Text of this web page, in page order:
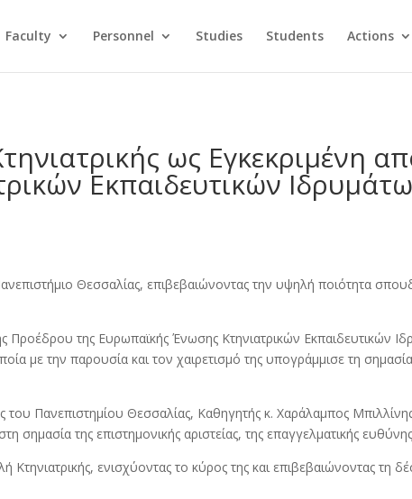
Faculty Personnel Studies Students Actions
ως Εγκεκριμένη
Εκπαιδευτικών
Θεσσαλίας, επιβεβαιώνοντας την υψηλή ποιότητα
Προέδρου της Ευρωπαϊκής Ένωσης Κτηνιατρικών Εκπαιδευτικών
με την παρουσία και τον χαιρετισμό της υπογράμμισε τη
του Πανεπιστημίου Θεσσαλίας, Καθηγητής κ. Χαράλαμπος
της επιστημονικής αριστείας, της επαγγελματικής
ενισχύοντας το κύρος της και επιβεβαιώνοντας τη